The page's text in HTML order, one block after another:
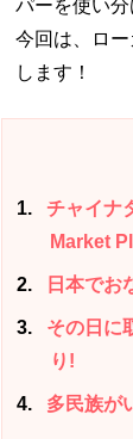
パーを使い分
今回は、ロ
します！
1
チャイナ
Market
2 日本でお
3
その日に
り!
4 多民族が